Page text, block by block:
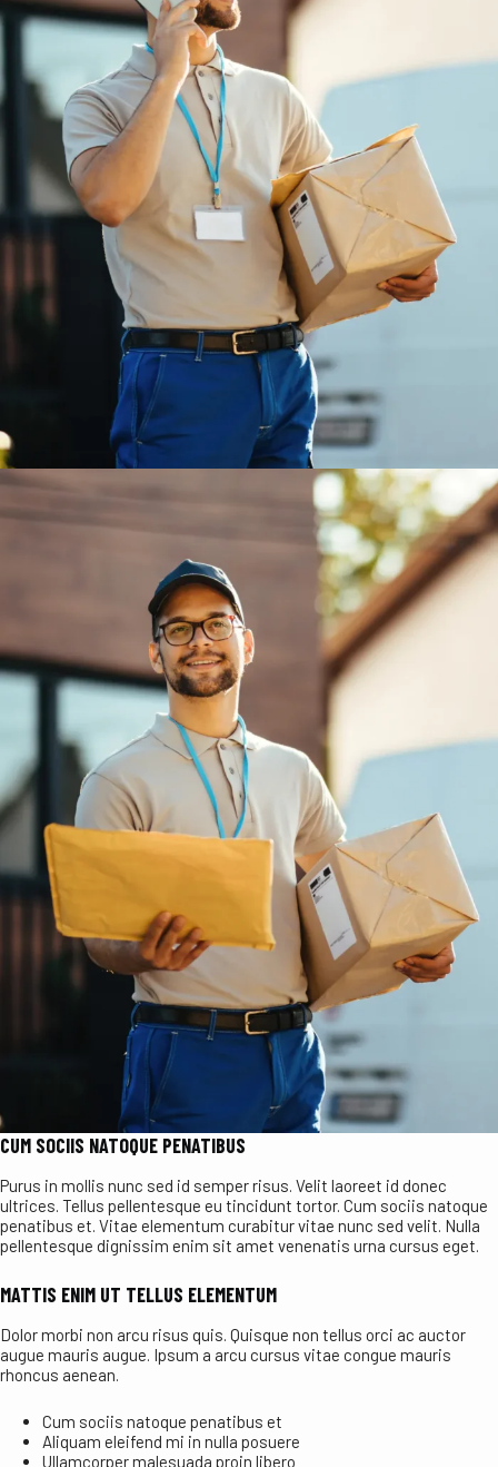
CUM SOCIIS NATOQUE PENATIBUS
Purus in mollis nunc sed id semper risus. Velit laoreet id donec
ultrices. Tellus pellentesque eu tincidunt tortor. Cum sociis natoque
penatibus et. Vitae elementum curabitur vitae nunc sed velit. Nulla
pellentesque dignissim enim sit amet venenatis urna cursus eget.
MATTIS ENIM UT TELLUS ELEMENTUM
Dolor morbi non arcu risus quis. Quisque non tellus orci ac auctor
augue mauris augue. Ipsum a arcu cursus vitae congue mauris
rhoncus aenean.
Cum sociis natoque penatibus et
Aliquam eleifend mi in nulla posuere
Ullamcorper malesuada proin libero